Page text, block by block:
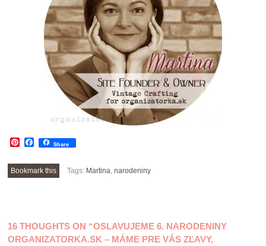
Pinterest
Facebook
Share
Bookmark this Tags: Martina ,narodeniny
NAVIGATION
16 THOUGHTS ON “OSLAVUJEME 6. NARODENINY
ORGANIZATORKA.SK – MÁME PRE VÁS ZĽAVY,